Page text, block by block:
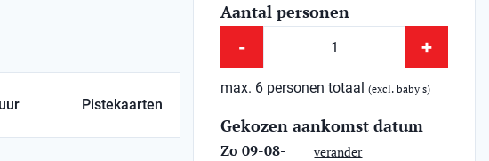
Pistekaarten
Aantal personen
- +
max. 6 personen totaal(excl. baby's)
Gekozen aankomst datum
Zo 09-08-
verander